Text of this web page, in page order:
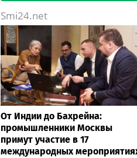
Smi24.net
От Индии до Бахрейна:
промышленники Москвы
примут участие в 17
международных